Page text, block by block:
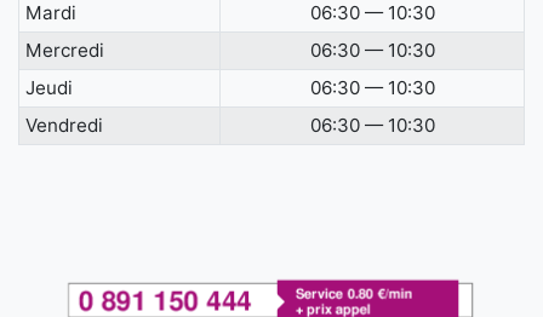
Mardi
06:30 — 10:30
Mercredi
06:30 — 10:30
Jeudi
06:30 — 10:30
Vendredi
06:30 — 10:30